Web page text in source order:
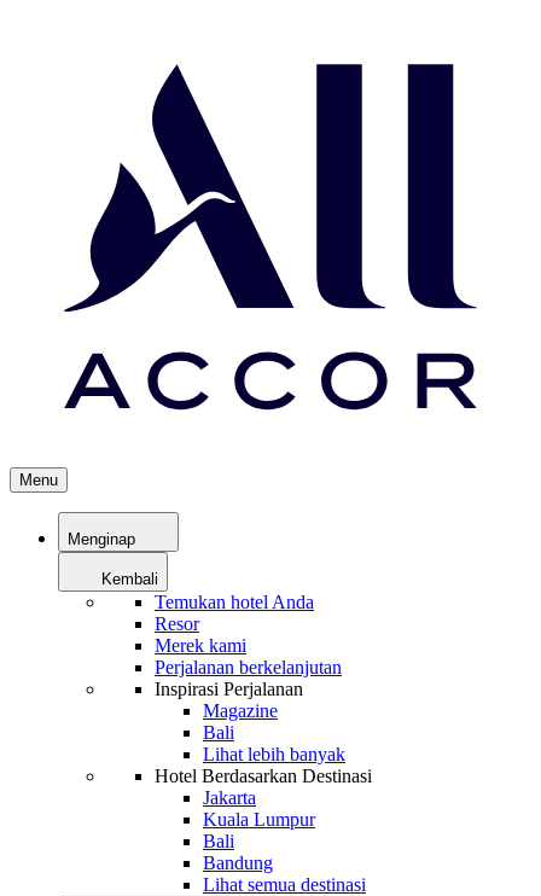
Menu
Menginap
Kembali
Temukan hotel Anda
Resor
Merek kami
Perjalanan berkelanjutan
Inspirasi Perjalanan
Magazine
Bali
Lihat lebih banyak
Hotel Berdasarkan Destinasi
Jakarta
Kuala Lumpur
Bali
Bandung
Lihat semua destinasi